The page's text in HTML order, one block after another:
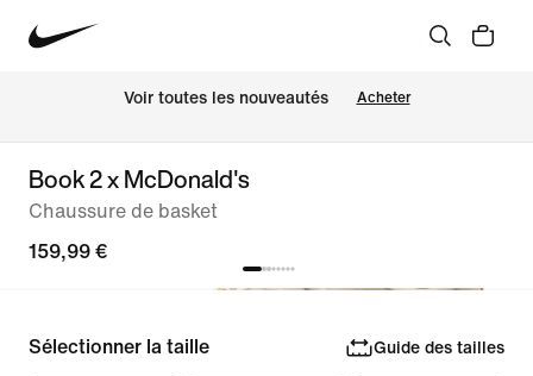
Voir toutes les nouveautés Acheter
Book 2 x McDonald's
Chaussure de basket
159,99 €
Sélectionner la taille Guide des tailles